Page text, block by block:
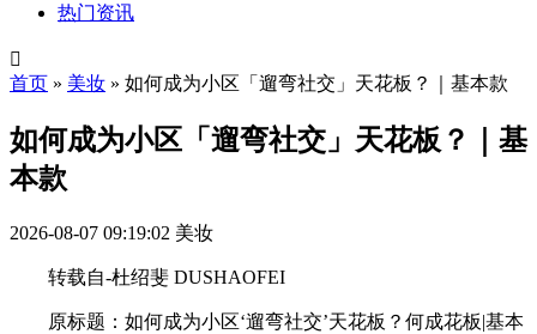
热门资讯

首页 » 美妆 » 如何成为小区「遛弯社交」天花板？｜基本款
如何成为小区「遛弯社交」天花板？｜基
本款
2026-08-07 09:19:02 美妆
转载自-杜绍斐 DUSHAOFEI
原标题：如何成为小区‘遛弯社交’天花板？何成花板|基本